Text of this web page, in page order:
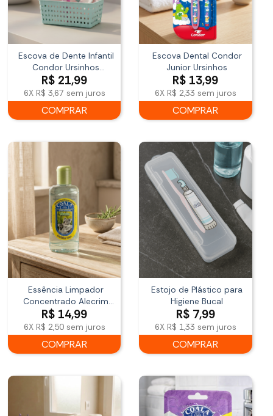
Escova de Dente Infantil
Condor Ursinhos
Carinhosos Leve 2
R$ 21,99
6X R$ 3,67 sem juros
COMPRAR
Escova Dental Condor
Junior Ursinhos
R$ 13,99
6X R$ 2,33 sem juros
COMPRAR
Essência Limpador
Concentrado Alecrim
120ml
R$ 14,99
6X R$ 2,50sem juros
COMPRAR
Estojo de Plástico para
Higiene Bucal
R$7,99
6X R$ 1,33 sem juros
COMPRAR